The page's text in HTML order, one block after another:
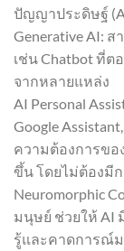
ปัญญาประดิษฐ์
Generative AI:
เช่น Chatbot ที่
จากหลายแหล่ง
AI Personal
Google
ความต้องการขอ
ขึ้น โดยไม่ต้องมี
Neuromorphic
มนุษย์ ช่วยให้ AI
รู้และคาดการณ์